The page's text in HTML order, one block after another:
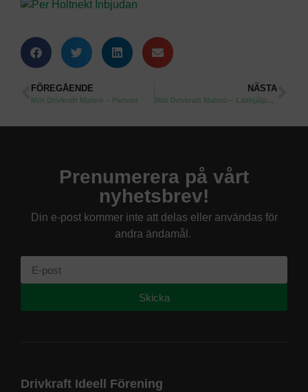
FÖREGÅENDE
Möt Drivkraft Malmö – Partner
NÄSTA
Möt Drivkraft Malmö – Läxhjälps ansvarig
Prenumerera på vårt
nyhetsbrev!
Din e-post kommer inte att delas eller användas för
andra ändamål.
Skicka
Drivkraft Ideell Förening